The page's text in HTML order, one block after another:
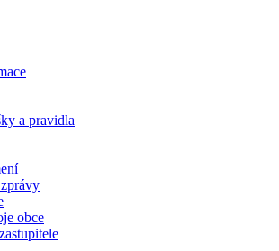
a pravidla
obce